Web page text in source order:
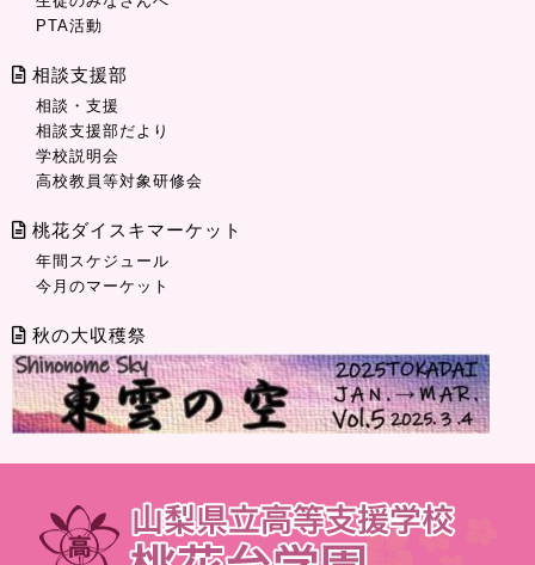
PTA活動
相談支援部
相談・支援
相談支援部だより
学校説明会
高校教員等対象研修会
桃花ダイスキマーケット
年間スケジュール
今月のマーケット
秋の大収穫祭